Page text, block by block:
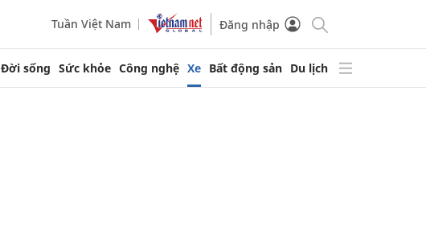
Tuần Việt Nam Đăng nhập
Đời sống Sức khỏe Công nghệ Xe Bất động sản Du lịch